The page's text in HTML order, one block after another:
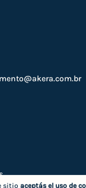
sitio aceptás el uso de